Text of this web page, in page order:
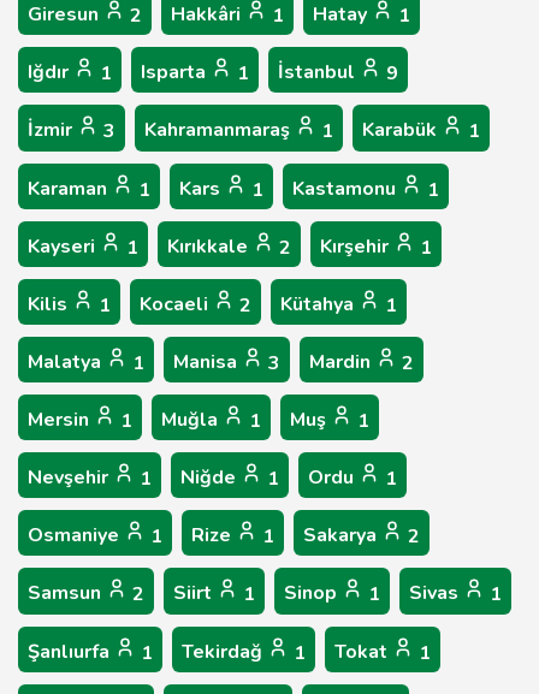
Giresun 2 Hakkâri 1 Hatay 1
Iğdır 1 Isparta 1 İstanbul 9
İzmir 3 Kahramanmaraş 1 Karabük 1
Karaman 1 Kars 1 Kastamonu 1
Kayseri 1 Kırıkkale 2 Kırşehir 1
Kilis 1 Kocaeli 2 Kütahya 1
Malatya 1 Manisa 3 Mardin 2
Mersin 1 Muğla 1 Muş 1
Nevşehir 1 Niğde 1 Ordu 1
Osmaniye 1 Rize 1 Sakarya 2
Samsun 2 Siirt 1 Sinop 1 Sivas 1
Şanlıurfa 1 Tekirdağ 1 Tokat 1